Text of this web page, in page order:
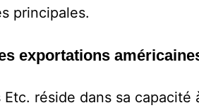
principales.
exportations
réside dans sa